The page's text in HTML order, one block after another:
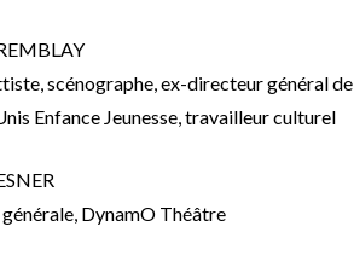
scénographe, ex-directeur général de
Enfance Jeunesse, travailleur culturel
DynamO Théâtre